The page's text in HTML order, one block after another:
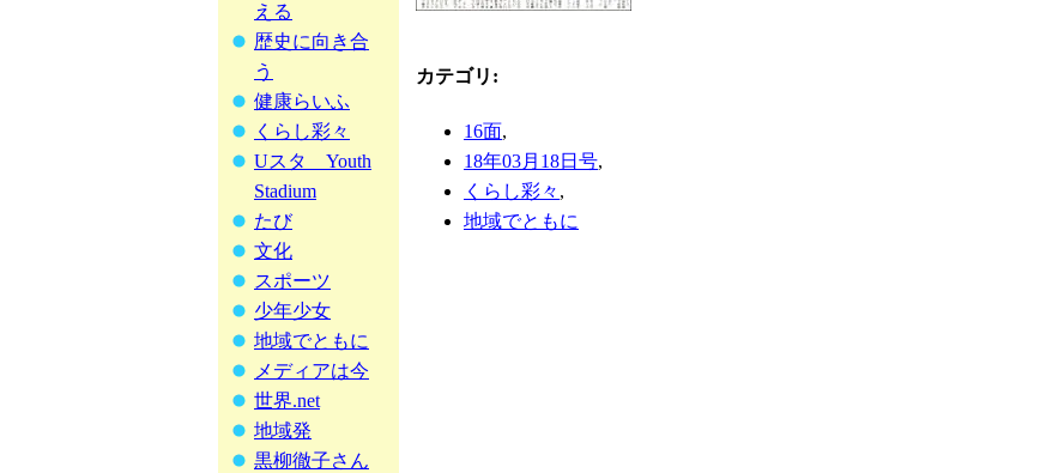
える
歴史に向き合
う
健康らいふ
くらし彩々
Uスタ Youth
Stadium
たび
文化
スポーツ
少年少女
地域でともに
メディアは今
世界.net
地域発
黒柳徹子さん
カテゴリ :
16面,
18年03月18日号,
くらし彩々 ,
地域でともに